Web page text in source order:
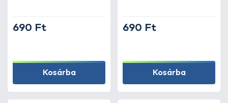
690 Ft
Kosárba
690 Ft
Kosárba